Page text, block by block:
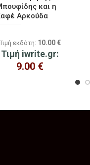
και η
Αρκούδα
Τιμή εκδότη: 10.00 €
Τιμή iwrite.gr:
9.00 €